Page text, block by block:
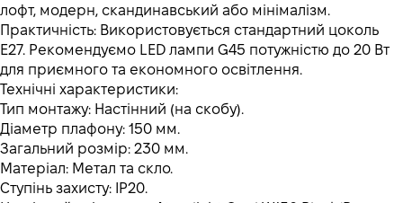
лофт, модерн, скандинавський або мінімалізм.
Практичність: Використовується стандартний цоколь
E27. Рекомендуємо LED лампи G45 потужністю до 20 Вт
для приємного та економного освітлення.
Технічні характеристики:
Тип монтажу: Настінний (на скобу).
Діаметр плафону: 150 мм.
Загальний розмір: 230 мм.
Матеріал: Метал та скло.
Ступінь захисту: IP20.